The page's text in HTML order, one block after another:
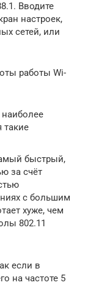
Вводите
настроек,
сетей, или
работы Wi-
наиболее
такие
быстрый,
за счёт
с большим
хуже, чем
802.11
если в
на частоте 5